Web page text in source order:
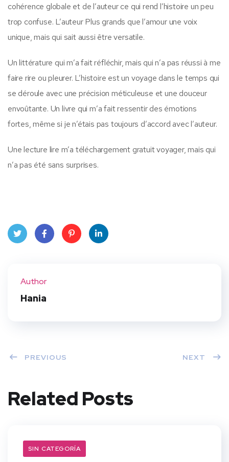
cohérence globale et de l’auteur ce qui rend l’histoire un peu
trop confuse. L’auteur Plus grands que l’amour une voix
unique, mais qui sait aussi être versatile.
Un littérature qui m’a fait réfléchir, mais qui n’a pas réussi à me
faire rire ou pleurer. L’histoire est un voyage dans le temps qui
se déroule avec une précision méticuleuse et une douceur
envoûtante. Un livre qui m’a fait ressentir des émotions
fortes, même si je n’étais pas toujours d’accord avec l’auteur.
Une lecture lire m’a téléchargement gratuit voyager, mais qui
n’a pas été sans surprises.
Author
Hania
PREVIOUS NEXT
Related Posts
SIN CATEGORÍA